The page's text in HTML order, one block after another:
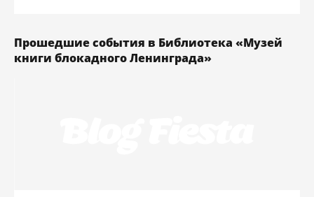
Прошедшие события в Библиотека «Музей
книги блокадного Ленинграда»